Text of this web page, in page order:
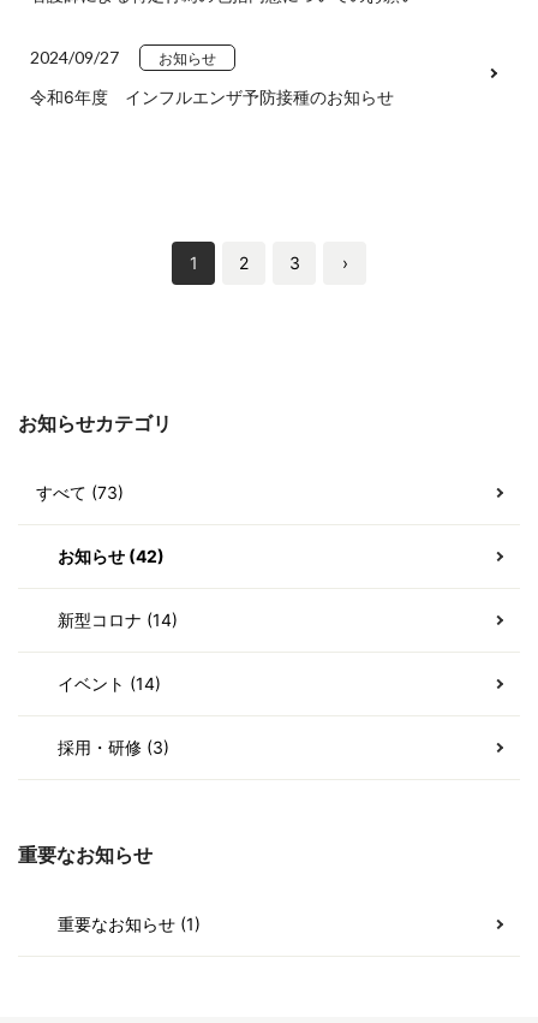
お知らせカテゴリ
すべて (73)
お知らせ (42)
新型コロナ (14)
イベント (14)
採用・研修 (3)
重要なお知らせ
重要なお知らせ (1)
2024/09/27 お知らせ
令和6年度 インフルエンザ予防接種のお知らせ
1 2 3 ›